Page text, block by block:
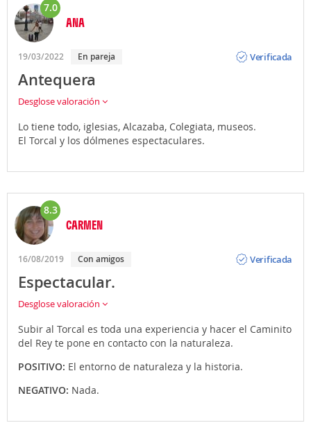
7.0
ANA
19/03/2022 En pareja
Verificada
Antequera
Desglose valoración
Lo tiene todo, iglesias, Alcazaba, Colegiata, museos.
El Torcal y los dólmenes espectaculares.
8.3
CARMEN
16/08/2019 Con amigos
Verificada
Espectacular.
Desglose valoración
Subir al Torcal es toda una experiencia y hacer el Caminito
del Rey te pone en contacto con la naturaleza.
POSITIVO: El entorno de naturaleza y la historia.
NEGATIVO: Nada.